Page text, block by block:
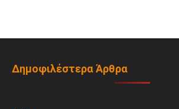
Δημοφιλέστερα Άρθρα